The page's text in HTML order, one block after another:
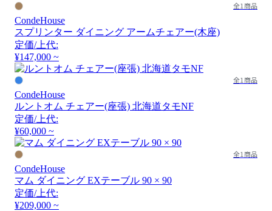
全1商品
CondeHouse
スプリンター ダイニング アームチェアー(木座)
定価/上代:
¥147,000 ~
全1商品
CondeHouse
ルントオム チェアー(座張) 北海道タモNF
定価/上代:
¥60,000 ~
全1商品
CondeHouse
マム ダイニング EXテーブル 90 × 90
定価/上代:
¥209,000 ~